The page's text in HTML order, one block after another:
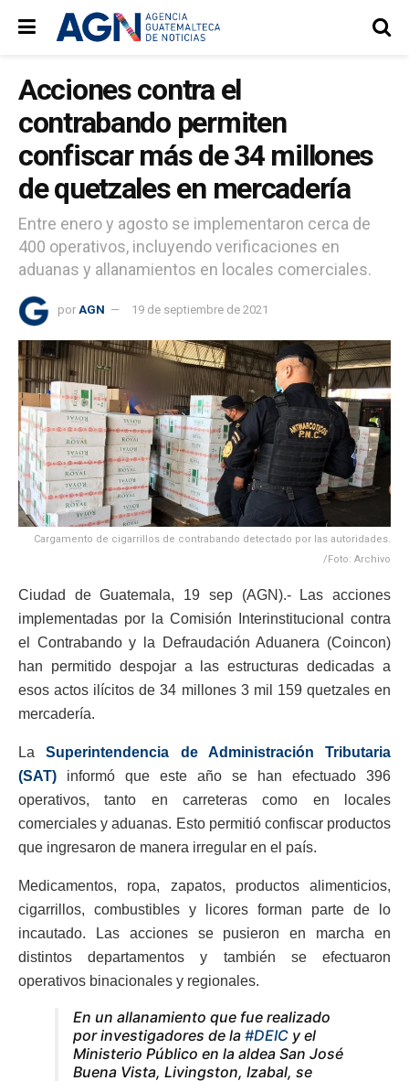
Acciones contra el
contrabando permiten
confiscar más de 34 millones
de quetzales en mercadería
Entre enero y agosto se implementaron cerca de
400 operativos, incluyendo verificaciones en
aduanas y allanamientos en locales comerciales.
por AGN 19 de septiembre de 2021
Cargamento de cigarrillos de contrabando detectado por las autoridades.
/Foto: Archivo
Ciudad de Guatemala, 19 sep (AGN).- Las acciones
implementadas por la Comisión Interinstitucional contra
el Contrabando y la Defraudación Aduanera (Coincon)
han permitido despojar a las estructuras dedicadas a
esos actos ilícitos de 34 millones 3 mil 159 quetzales en
mercadería.
LaSuperintendencia de Administración Tributaria
(SAT) informó que este año se han efectuado 396
operativos, tanto en carreteras como en locales
comerciales y aduanas. Esto permitió confiscar productos
que ingresaron de manera irregular en el país.
Medicamentos, ropa, zapatos, productos alimenticios,
cigarrillos, combustibles y licores forman parte de lo
incautado. Las acciones se pusieron en marcha en
distintos departamentos y también se efectuaron
operativos binacionales y regionales.
En un allanamiento que fue realizado
por investigadores de la #DEIC y el
Ministerio Público en la aldea San José
Buena Vista, Livingston, Izabal, se